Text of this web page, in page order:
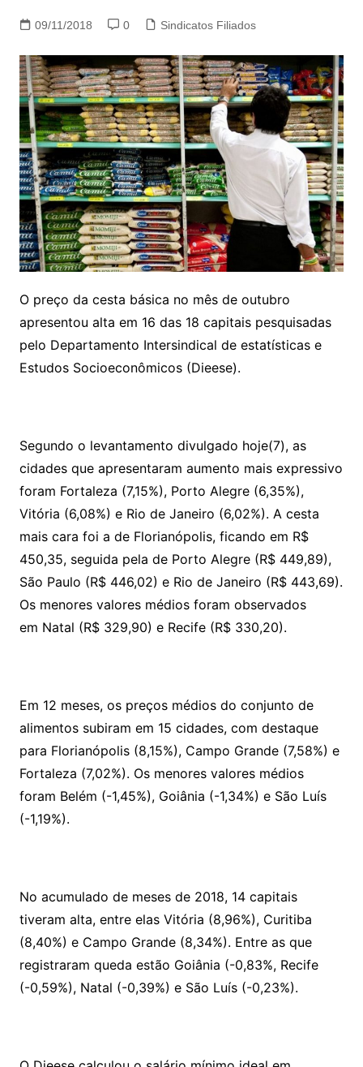
09/11/2018 0 Sindicatos Filiados
O preço da cesta básica no mês de outubro
apresentou alta em 16 das 18 capitais pesquisadas
pelo Departamento Intersindical de estatísticas e
Estudos Socioeconômicos (Dieese).
Segundo o levantamento divulgado hoje(7), as
cidades que apresentaram aumento mais expressivo
foram Fortaleza (7,15%), Porto Alegre (6,35%),
Vitória (6,08%) e Rio de Janeiro (6,02%). A cesta
mais cara foi a de Florianópolis, ficando em R$
450,35, seguida pela de Porto Alegre (R$ 449,89),
São Paulo (R$ 446,02) e Rio de Janeiro (R$ 443,69).
Os menores valores médios foram observados
em Natal (R$ 329,90) e Recife (R$ 330,20).
Em 12 meses, os preços médios do conjunto de
alimentos subiram em 15 cidades, com destaque
para Florianópolis (8,15%), Campo Grande (7,58%) e
Fortaleza (7,02%). Os menores valores médios
foram Belém (-1,45%), Goiânia (-1,34%) e São Luís
(-1,19%).
No acumulado de meses de 2018, 14 capitais
tiveram alta, entre elas Vitória (8,96%), Curitiba
(8,40%) e Campo Grande (8,34%). Entre as que
registraram queda estão Goiânia (-0,83%, Recife
(-0,59%), Natal (-0,39%) e São Luís (-0,23%).